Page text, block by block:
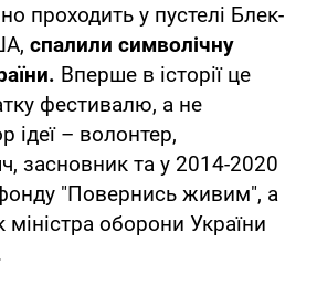
проходить у пустелі Блек-
спалили символічну
Вперше в історії це
фестивалю, а не
ідеї – волонтер,
засновник та у 2014-2020
"Повернись живим", а
оборони України